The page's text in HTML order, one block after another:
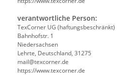
verantwortliche Person:
TexCorner UG (haftungsbeschränkt)
Bahnhofstr. 1
Niedersachsen
Lehrte, Deutschland, 31275
mail@texcorner.de
https://www.texcorner.de